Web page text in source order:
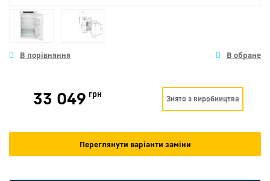
33 049 грн Знято з виробництва
Переглянути варіанти заміни